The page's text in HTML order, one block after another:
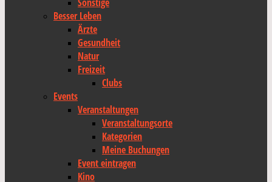
Besser Leben
Ärzte
Gesundheit
Natur
Freizeit
Clubs
Events
Veranstaltungen
Veranstaltungsorte
Kategorien
Meine Buchungen
Event eintragen
Kino